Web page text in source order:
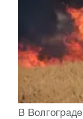
В